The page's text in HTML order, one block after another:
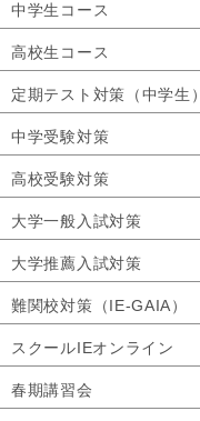
中学生コース
高校生コース
定期テスト対策（中学生）
中学受験対策
高校受験対策
大学一般入試対策
大学推薦入試対策
難関校対策（IE-GAIA）
スクールIEオンライン
春期講習会